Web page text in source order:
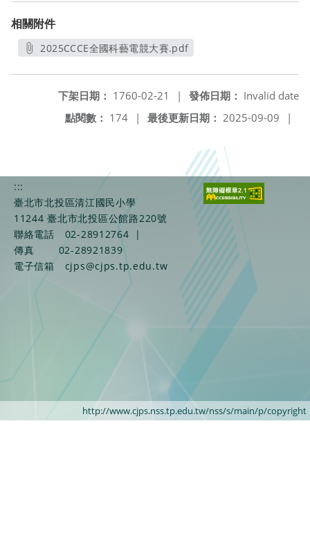
相關附件
2025CCCE全國科藝電競大賽.pdf
發佈日期： Invalid date
下架日期： 1760-02-21
|
最後更新日期： 2025-09-09 |
點閱數： 174 |
:::
臺北市北投區清江國民小學
11244 臺北市北投區公館路220號
聯絡電話
02-28912764
|
傳真
02-28921839
電子信箱
cjps@cjps.tp.edu.tw
http://www.cjps.nss.tp.edu.tw/nss/s/main/p/copyright